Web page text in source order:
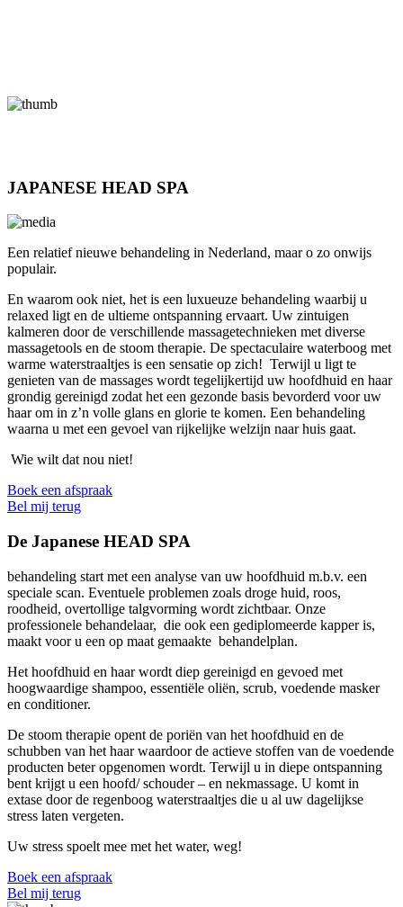
JAPANESE HEAD SPA
Een relatief nieuwe behandeling in Nederland, maar o zo onwijs
populair.
En waarom ook niet, het is een luxueuze behandeling waarbij u
relaxed ligt en de ultieme ontspanning ervaart. Uw zintuigen
kalmeren door de verschillende massagetechnieken met diverse
massagetools en de stoom therapie. De spectaculaire waterboog met
warme waterstraaltjes is een sensatie op zich! Terwijl u ligt te
genieten van de massages wordt tegelijkertijd uw hoofdhuid en haar
grondig gereinigd zodat het een gezonde basis bevorderd voor uw
haar om in z’n volle glans en glorie te komen. Een behandeling
waarna u met een gevoel van rijkelijke welzijn naar huis gaat.
Wie wilt dat nou niet!
Boek een afspraak
Bel mij terug
De Japanese HEAD SPA
behandeling start met een analyse van uw hoofdhuid m.b.v. een
speciale scan. Eventuele problemen zoals droge huid, roos,
roodheid, overtollige talgvorming wordt zichtbaar. Onze
professionele behandelaar, die ook een gediplomeerde kapper is,
maakt voor u een op maat gemaakte behandelplan.
Het hoofdhuid en haar wordt diep gereinigd en gevoed met
hoogwaardige shampoo, essentiële oliën, scrub, voedende masker
en conditioner.
De stoom therapie opent de poriën van het hoofdhuid en de
schubben van het haar waardoor de actieve stoffen van de voedende
producten beter opgenomen wordt. Terwijl u in diepe ontspanning
bent krijgt u een hoofd/ schouder – en nekmassage. U komt in
extase door de regenboog waterstraaltjes die u al uw dagelijkse
stress laten vergeten.
Uw stress spoelt mee met het water, weg!
Boek een afspraak
Bel mij terug